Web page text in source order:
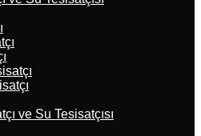
ve Su Tesisatçısı